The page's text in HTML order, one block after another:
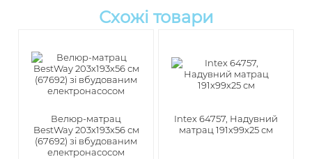
Схожі товари
​Велюр-матрац
BestWay 203х193х56 см
(67692) зі вбудованим
електронасосом
Intex 64757, Надувний
матрац 191х99х25 см